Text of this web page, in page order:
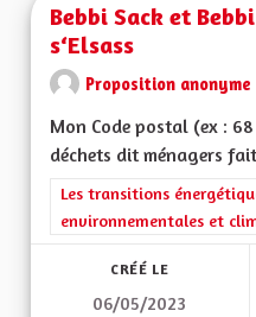
Bebbi Sack et
s‘Elsass
Proposition anonyme
Mon Code postal (ex :
déchets dit ménagers
Filtrer les résultats de la
Les transitions
environnementales et
CRÉÉ LE
06/05/2023